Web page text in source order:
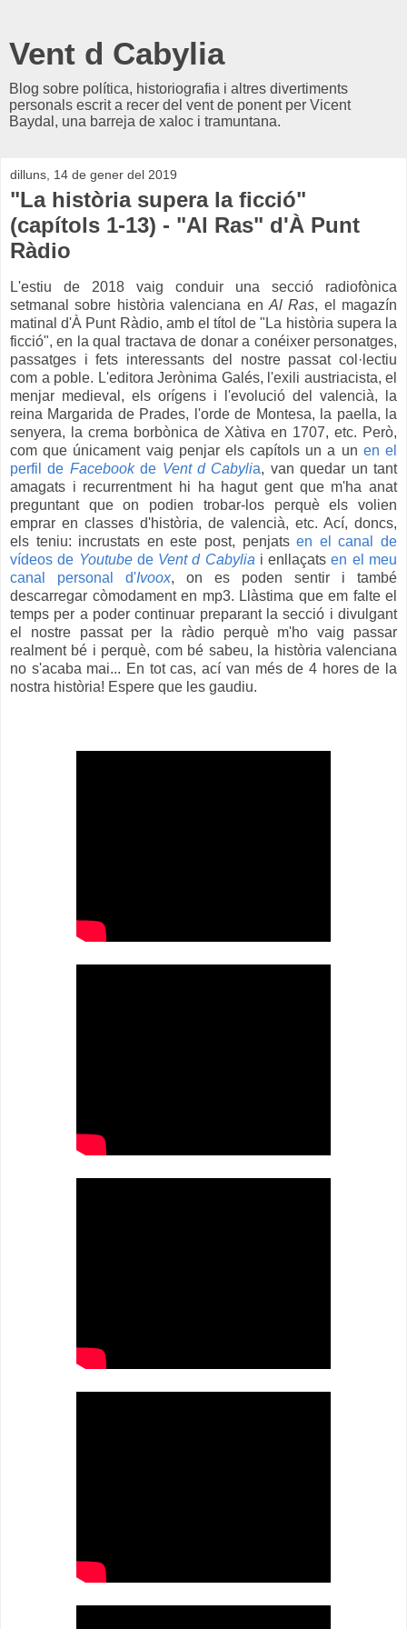
Vent d Cabylia
Blog sobre política, historiografia i altres divertiments
personals escrit a recer del vent de ponent per Vicent
Baydal, una barreja de xaloc i tramuntana.
dilluns, 14 de gener del 2019
"La història supera la ficció"
(capítols 1-13) - "Al Ras" d'À Punt
Ràdio
L'estiu de 2018 vaig conduir una secció radiofònica
setmanal sobre història valenciana en Al Ras, el magazín
matinal d'À Punt Ràdio, amb el títol de "La història supera la
ficció", en la qual tractava de donar a conéixer personatges,
passatges i fets interessants del nostre passat col·lectiu
com a poble. L'editora Jerònima Galés, l'exili austriacista, el
menjar medieval, els orígens i l'evolució del valencià, la
reina Margarida de Prades, l'orde de Montesa, la paella, la
senyera, la crema borbònica de Xàtiva en 1707, etc. Però,
com que únicament vaig penjar els capítols un a un en el
perfil de Facebookde Vent d Cabylia, van quedar un tant
amagats i recurrentment hi ha hagut gent que m'ha anat
preguntant que on podien trobar-los perquè els volien
emprar en classes d'història, de valencià, etc. Ací, doncs,
els teniu: incrustats en este post, penjatsen el canal de
vídeos de YoutubedeVent d Cabylia i enllaçatsen el meu
canal personal d'Ivoox, on es poden sentir i també
descarregar còmodament en mp3. Llàstima que em falte el
temps per a poder continuar preparant la secció i divulgant
el nostre passat per la ràdio perquè m'ho vaig passar
realment bé i perquè, com bé sabeu, la història valenciana
no s'acaba mai... En tot cas, ací van més de 4 hores de la
nostra història! Espere que les gaudiu.